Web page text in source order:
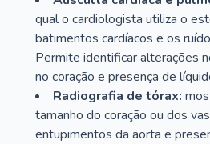
qual o cardiologista utiliza o
batimentos cardíacos e os
Permite identificar alterações
no coração e presença de
Radiografia de tórax:
tamanho do coração ou dos
entupimentos da aorta e